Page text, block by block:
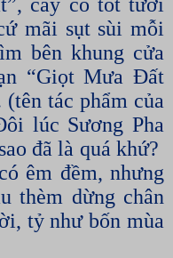
mãi sụt sùi mỗi
bên khung cửa
“Giọt Mưa Đất
tác phẩm của
lúc Sương Pha
đã là quá khứ?
êm đềm, nhưng
thèm dừng chân
tỷ như bốn mùa